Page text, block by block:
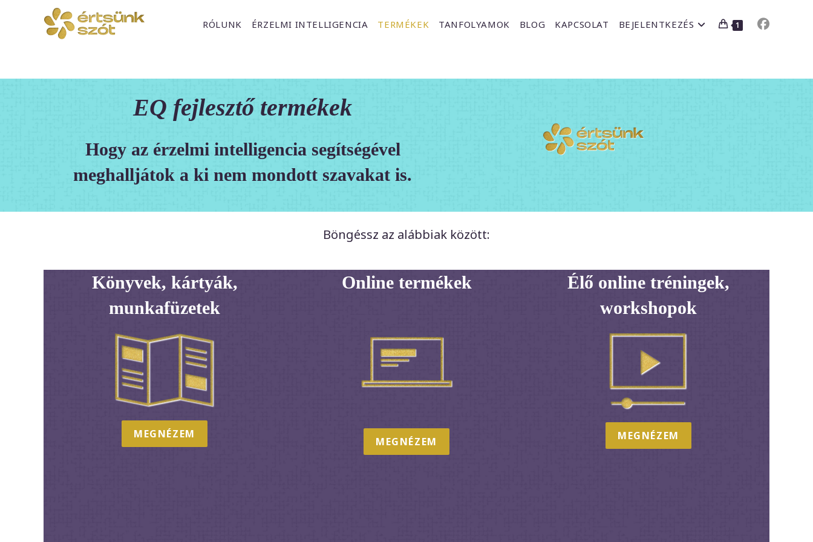
RÓLUNK ÉRZELMI INTELLIGENCIA TERMÉKEK TANFOLYAMOK BLOG KAPCSOLAT BEJELENTKEZÉS 1
EQ fejlesztő termékek
Hogy az érzelmi intelligencia segítségével
meghalljátok a ki nem mondott szavakat is.
Böngéssz az alábbiak között:
Könyvek, kártyák,
munkafüzetek
MEGNÉZEM
Online termékek
MEGNÉZEM
Élő online tréningek,
workshopok
MEGNÉZEM